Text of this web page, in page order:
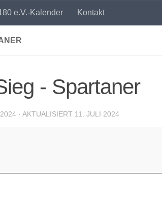
e.V.-Kalender Kontakt
- Spartaner
· AKTUALISIERT 11. JULI 2024